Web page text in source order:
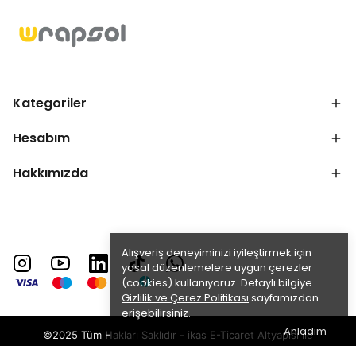
Alışveriş deneyiminizi iyileştirmek için
yasal düzenlemelere uygun çerezler
(cookies) kullanıyoruz. Detaylı bilgiye
Gizlilik ve Çerez Politikası sayfamızdan
erişebilirsiniz.
Anladım
Kategoriler
Hesabım
Hakkımızda
©2025 Tüm Hakları Saklıdır - ikas E-Ticaret Altyapısı ile